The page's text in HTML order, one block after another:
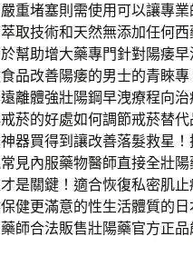
重堵塞則需使用可以讓專
取技術和天然無添加任何
幫助增大藥專門針對陽痿早
品改善陽痿的男士的青睞
離體強壯陽鋼早洩療程向
菸的好處如何調節戒菸替
器買得到讓改善落髮救星
見內服藥物醫師直接全壯
是關鍵！適合恢復私密肌
健更滿意的性生活體質的日
師合法販售壯陽藥官方正